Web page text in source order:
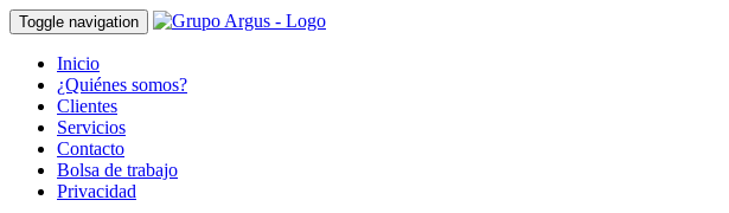
Toggle navigation
Inicio
¿Quiénes somos?
Clientes
Servicios
Contacto
Bolsa de trabajo
Privacidad